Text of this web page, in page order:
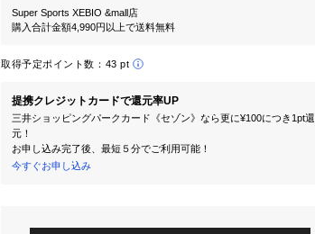
Super Sports XEBIO &mall店
購入合計金額4,990円以上で送料無料
取得予定ポイント数： 43 pt
提携クレジットカードで還元率UP
三井ショッピングパークカード《セゾン》なら更に¥100につき1pt還
元！
お申し込み完了後、最短５分でご利用可能！
今すぐお申し込み